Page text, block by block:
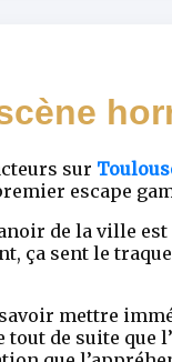
sur
escape
de la ville
ça sent le
mettre
de suite que